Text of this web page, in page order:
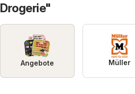
Drogerie"
Angebote Müller